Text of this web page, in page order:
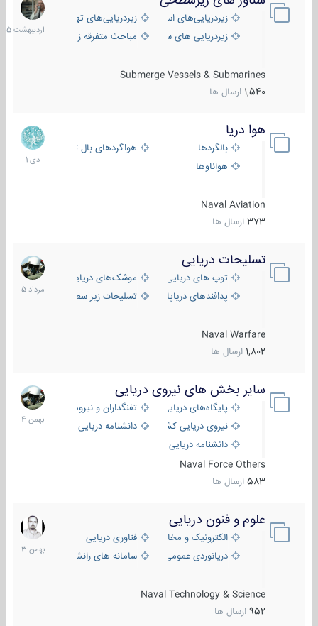
زیردریایی‌های استراتژیکزیردریایی‌های تهاجمی
زیردریایی های سبک
مباحث متفرقه زیرسطحی
Submerge Vessels & Submarines
1,540 ارسال ها
1405
هوا دریا
بالگردها
هواگردهای بال ثابت
هواناوها
Naval Aviation
373 ارسال ها
12
دی
1401
تسلیحات دریایی
توپ های دریایی
موشک‌های دریایی
پدافندهای دریاپایه
تسلیحات زیر سطحی
Naval Warfare
1,802 ارسال ها
2
مرداد
1405
سایر بخش های نیروی دریایی
پایگاه‌های دریایی
تفنگداران و نیروهای ویژه‌ی دریایی
نیروی دریایی کشورهای مختلفدانشنامه دریایی
دانشنامه دریایی کپی
Naval Force Others
583 ارسال ها
22
بهمن
1404
علوم و فنون دریایی
الکترونیک و مخابرات دریاییفناوری دریایی
دریانوردی عمومی
سامانه های رانشی دریایی
Naval Technology & Science
952 ارسال ها
6
بهمن
1403